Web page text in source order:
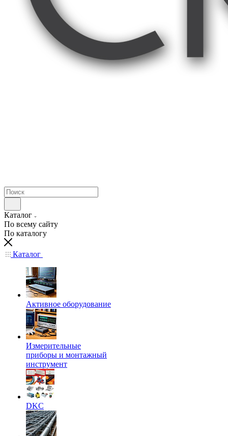
Каталог
По всему сайту
По каталогу
Каталог
Активное оборудование
Измерительные
приборы и монтажный
инструмент
DKC